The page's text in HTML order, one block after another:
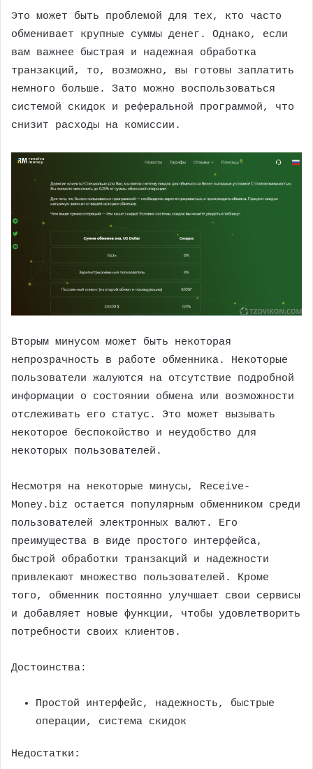
Это может быть проблемой для тех, кто часто
обменивает крупные суммы денег. Однако, если
вам важнее быстрая и надежная обработка
транзакций, то, возможно, вы готовы заплатить
немного больше. Зато можно воспользоваться
системой скидок и реферальной программой, что
снизит расходы на комиссии.
Вторым минусом может быть некоторая
непрозрачность в работе обменника. Некоторые
пользователи жалуются на отсутствие подробной
информации о состоянии обмена или возможности
отслеживать его статус. Это может вызывать
некоторое беспокойство и неудобство для
некоторых пользователей.
Несмотря на некоторые минусы, Receive-
Money.biz остается популярным обменником среди
пользователей электронных валют. Его
преимущества в виде простого интерфейса,
быстрой обработки транзакций и надежности
привлекают множество пользователей. Кроме
того, обменник постоянно улучшает свои сервисы
и добавляет новые функции, чтобы удовлетворить
потребности своих клиентов.
Достоинства:
Простой интерфейс, надежность, быстрые
операции, система скидок
Недостатки: